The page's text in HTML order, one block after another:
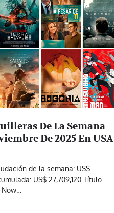
De La Semana
De 2025 En USA
de la semana: US$
US$ 27,709,120 Título